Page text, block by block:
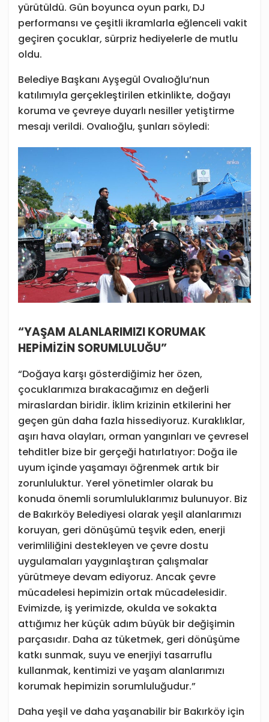
yürütüldü. Gün boyunca oyun parkı, DJ
performansı ve çeşitli ikramlarla eğlenceli vakit
geçiren çocuklar, sürpriz hediyelerle de mutlu
oldu.
Belediye Başkanı Ayşegül Ovalıoğlu’nun
katılımıyla gerçekleştirilen etkinlikte, doğayı
koruma ve çevreye duyarlı nesiller yetiştirme
mesajı verildi. Ovalıoğlu, şunları söyledi:
“YAŞAM ALANLARIMIZI KORUMAK
HEPİMİZİN SORUMLULUĞU”
“Doğaya karşı gösterdiğimiz her özen,
çocuklarımıza bırakacağımız en değerli
miraslardan biridir. İklim krizinin etkilerini her
geçen gün daha fazla hissediyoruz. Kuraklıklar,
aşırı hava olayları, orman yangınları ve çevresel
tehditler bize bir gerçeği hatırlatıyor: Doğa ile
uyum içinde yaşamayı öğrenmek artık bir
zorunluluktur. Yerel yönetimler olarak bu
konuda önemli sorumluluklarımız bulunuyor. Biz
de Bakırköy Belediyesi olarak yeşil alanlarımızı
koruyan, geri dönüşümü teşvik eden, enerji
verimliliğini destekleyen ve çevre dostu
uygulamaları yaygınlaştıran çalışmalar
yürütmeye devam ediyoruz. Ancak çevre
mücadelesi hepimizin ortak mücadelesidir.
Evimizde, iş yerimizde, okulda ve sokakta
attığımız her küçük adım büyük bir değişimin
parçasıdır. Daha az tüketmek, geri dönüşüme
katkı sunmak, suyu ve enerjiyi tasarruflu
kullanmak, kentimizi ve yaşam alanlarımızı
korumak hepimizin sorumluluğudur.”
Daha yeşil ve daha yaşanabilir bir Bakırköy için